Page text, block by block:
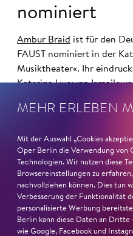
nominiert
Ambur Braid ist für den
FAUST nominiert in der
Musiktheater«. Ihr
Katerina Lwowna
sei
Publikum in ihren Bann,
zurück, lobt die Jury
und ihre starke
»In dem überwältigenden
sind Auflehnung und
wie die verzweifelte
Begründung
MEHR ERLEBEN
Mit der Auswahl „Cookies
Oper Berlin die Verwendung von
Technologien. Wir nutzen diese
Browsereinstellungen zu
nachvollziehen können. Dies tun
Verbesserung der Funktionalität
personalisierte Werbung
Berlin kann diese Daten an
wie Google, Facebook und